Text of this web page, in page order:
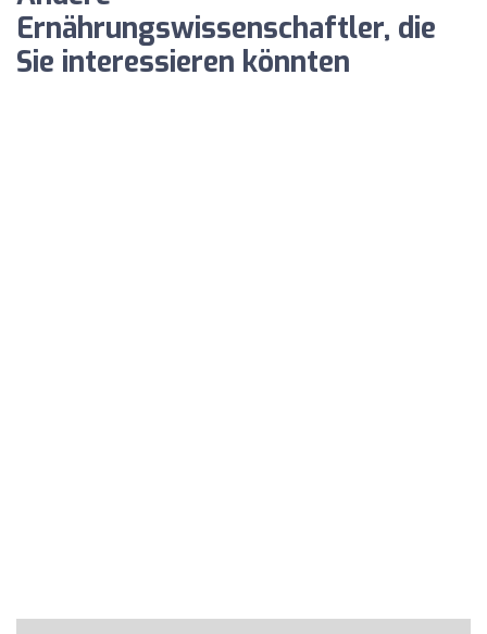
Ernährungswissenschaftler, die
Sie interessieren könnten